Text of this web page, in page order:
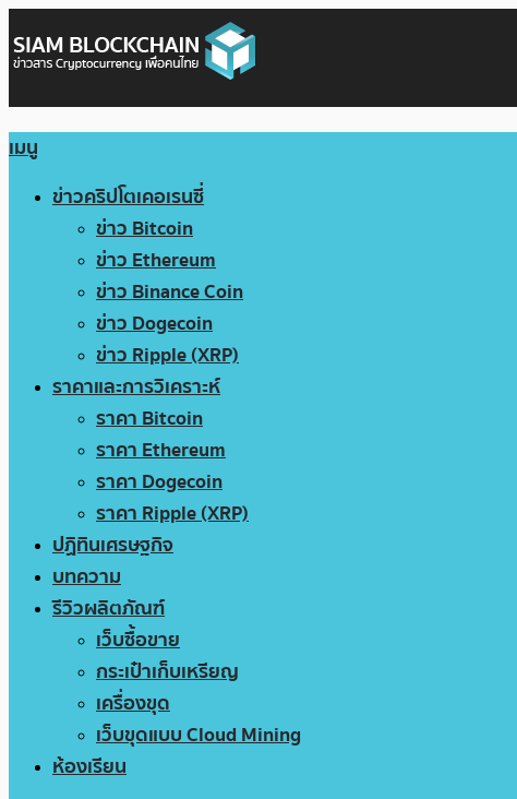
เมนู
ข่าวคริปโตเคอเรนซี่
ข่าว Bitcoin
ข่าว Ethereum
ข่าว Binance Coin
ข่าว Dogecoin
ข่าว Ripple (XRP)
ราคาและการวิเคราะห์
ราคา Bitcoin
ราคา Ethereum
ราคา Dogecoin
ราคา Ripple (XRP)
ปฏิทินเศรษฐกิจ
บทความ
รีวิวผลิตภัณฑ์
เว็บซื้อขาย
กระเป๋าเก็บเหรียญ
เครื่องขุด
เว็บขุดแบบ Cloud Mining
ห้องเรียน